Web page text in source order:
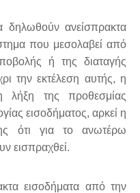
δηλωθούν ανείσπρακτα
που μεσολαβεί από
ή της διαταγής
την εκτέλεση αυτής, η
λήξη της προθεσμίας
εισοδήματος, αρκεί η
ότι για το ανωτέρω
εισπραχθεί.
εισοδήματα από την